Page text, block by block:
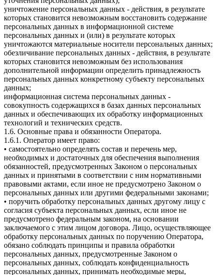
уничтожение персональных данных - действия, в результате
которых становится невозможным восстановить содержание
персональных данных в информационной системе
персональных данных и (или) в результате которых
уничтожаются материальные носители персональных данных;
обезличивание персональных данных - действия, в результате
которых становится невозможным без использования
дополнительной информации определить принадлежность
персональных данных конкретному субъекту персональных
данных;
информационная система персональных данных -
совокупность содержащихся в базах данных персональных
данных и обеспечивающих их обработку информационных
технологий и технических средств.
1.6. Основные права и обязанности Оператора.
1.6.1. Оператор имеет право:
• самостоятельно определять состав и перечень мер,
необходимых и достаточных для обеспечения выполнения
обязанностей, предусмотренных Законом о персональных
данных и принятыми в соответствии с ним нормативными
правовыми актами, если иное не предусмотрено Законом о
персональных данных или другими федеральными законами;
• поручить обработку персональных данных другому лицу с
согласия субъекта персональных данных, если иное не
предусмотрено федеральным законом, на основании
заключаемого с этим лицом договора. Лицо, осуществляющее
обработку персональных данных по поручению Оператора,
обязано соблюдать принципы и правила обработки
персональных данных, предусмотренные Законом о
персональных данных, соблюдать конфиденциальность
персональных данных, принимать необходимые меры,